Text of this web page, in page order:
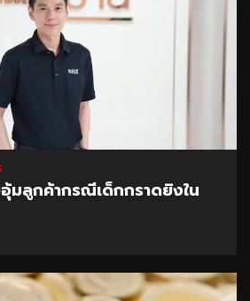
มลูกค้ากรณีเด็กกราดยิงใน